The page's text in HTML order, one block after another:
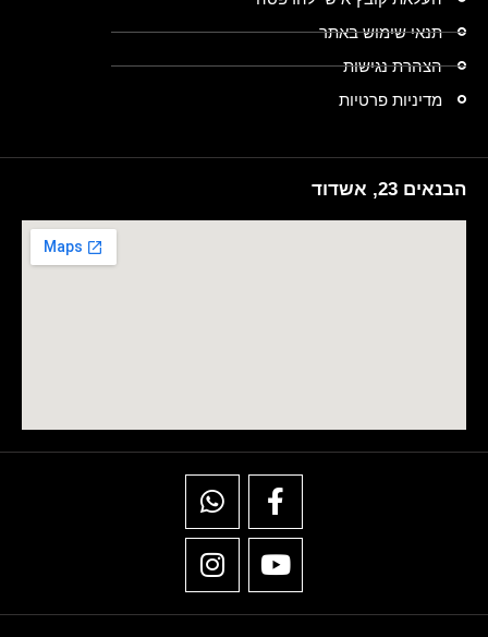
תנאי שימוש באתר
הצהרת נגישות
מדיניות פרטיות
הבנאים 23, אשדוד